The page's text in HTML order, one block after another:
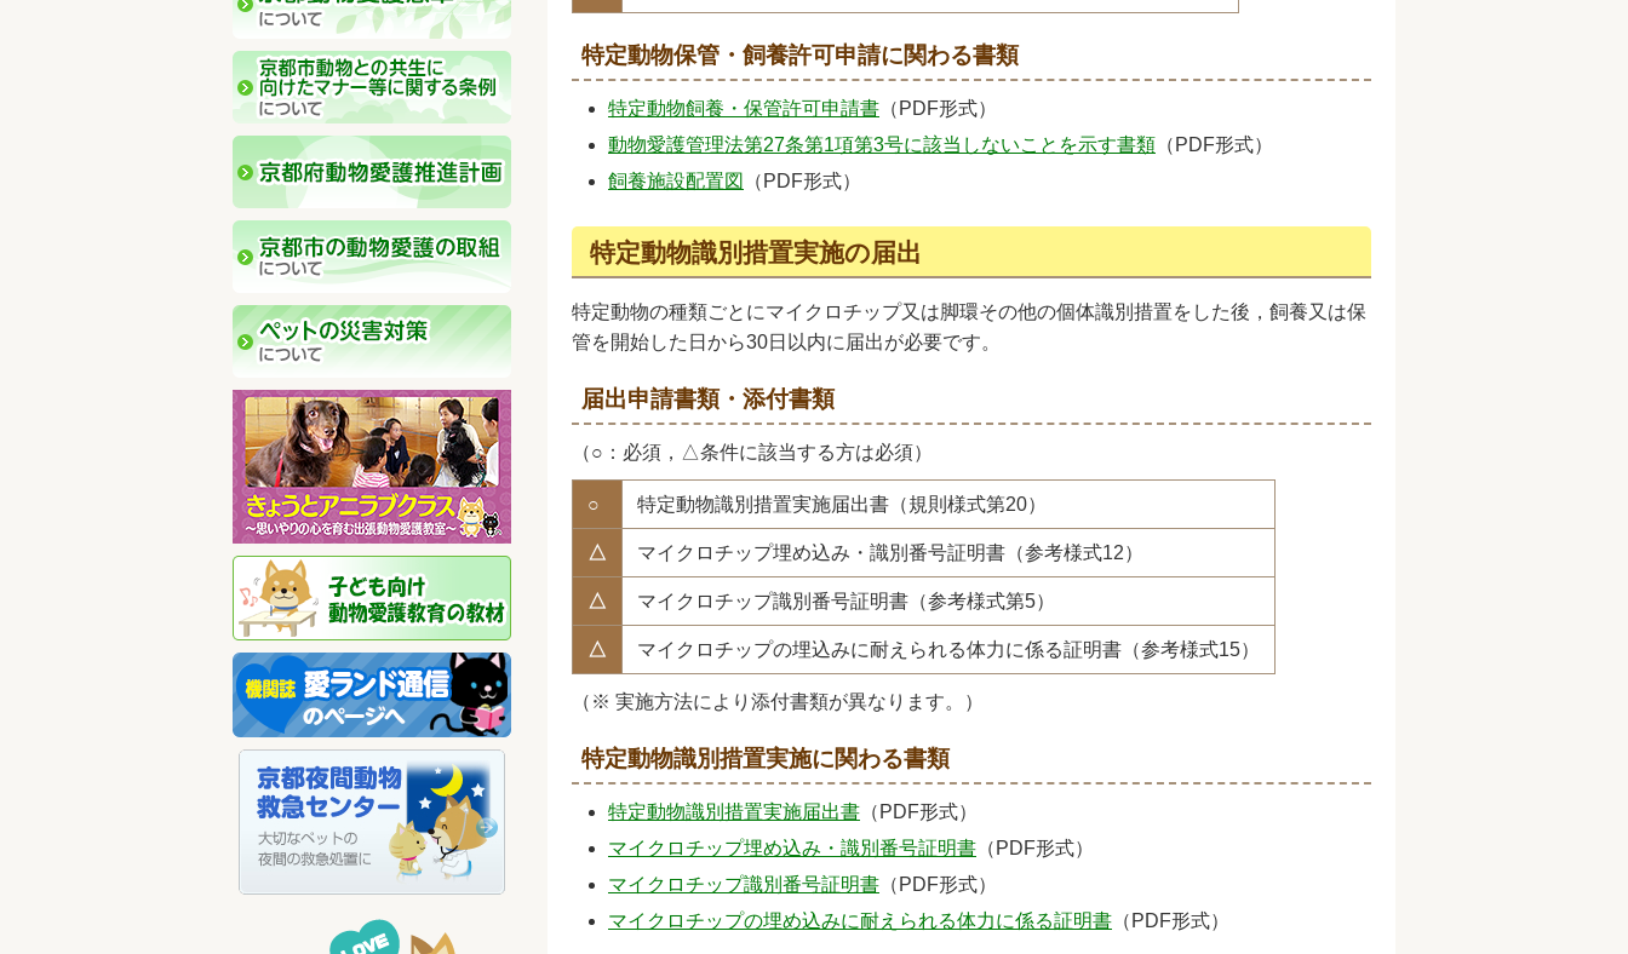
特定動物保管・飼養許可申請に関わる書類
特定動物飼養・保管許可申請書 （PDF形式）
動物愛護管理法第27条第1項第3号に該当しないことを示す書類 （PDF形式）
飼養施設配置図
（PDF形式）
特定動物識別措置実施の届出
特定動物の種類ごとにマイクロチップ又は脚環その他の個体識別措置をした後，飼養又は保
管を開始した日から30日以内に届出が必要です。
届出申請書類・添付書類
（○：必須，△条件に該当する方は必須）
○ 特定動物識別措置実施届出書（規則様式第20）
△ マイクロチップ埋め込み・識別番号証明書（参考様式12）
△ マイクロチップ識別番号証明書（参考様式第5）
△ マイクロチップの埋込みに耐えられる体力に係る証明書（参考様式15）
（※ 実施方法により添付書類が異なります。）
特定動物識別措置実施に関わる書類
特定動物識別措置実施届出書 （PDF形式）
マイクロチップ埋め込み・識別番号証明書 （PDF形式）
マイクロチップ識別番号証明書 （PDF形式）
マイクロチップの埋め込みに耐えられる体力に係る証明書 （PDF形式）